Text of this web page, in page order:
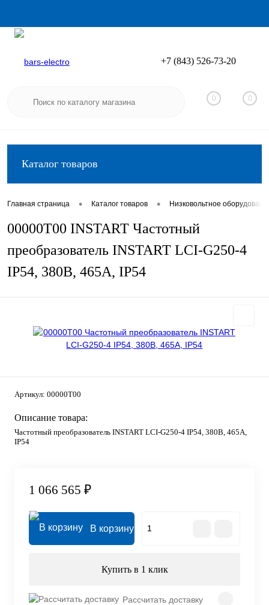
Вход
+7 (843) 526-73-20
0 0
Каталог товаров
Главная страница • Каталог товаров • Низковольтное
00000T00 INSTART Частотный
преобразователь INSTART LCI-G250-4
IP54, 380В, 465А, IP54
Артикул: 00000T00
Описание товара:
Частотный преобразователь INSTART LCI-G250-4 IP54, 380В, 465А,
IP54
1 066 565 ₽
В корзину
Купить в 1 клик
Рассчитать доставку